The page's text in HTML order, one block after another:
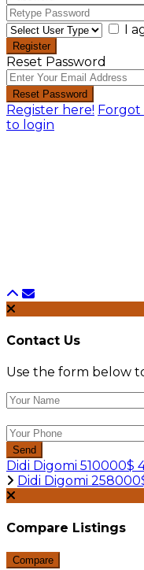
I
Register
Reset Password
Reset Password
Register here! Forgot
to login
Contact Us
Use the form below
Send
Didi Digomi 510000$
Didi Digomi
Compare Listings
Compare